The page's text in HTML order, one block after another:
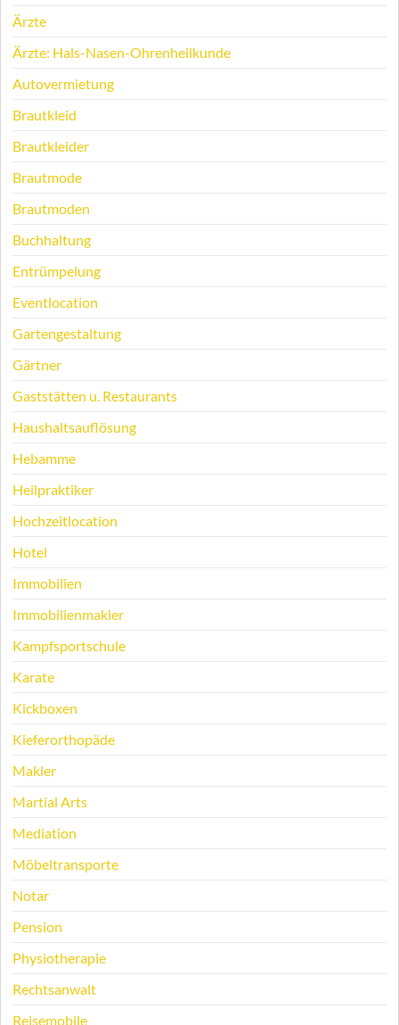
Ärzte
Ärzte: Hals-Nasen-Ohrenheilkunde
Autovermietung
Brautkleid
Brautkleider
Brautmode
Brautmoden
Buchhaltung
Entrümpelung
Eventlocation
Gartengestaltung
Gärtner
Gaststätten u. Restaurants
Haushaltsauflösung
Hebamme
Heilpraktiker
Hochzeitlocation
Hotel
Immobilien
Immobilienmakler
Kampfsportschule
Karate
Kickboxen
Kieferorthopäde
Makler
Martial Arts
Mediation
Möbeltransporte
Notar
Pension
Physiotherapie
Rechtsanwalt
Reisemobile